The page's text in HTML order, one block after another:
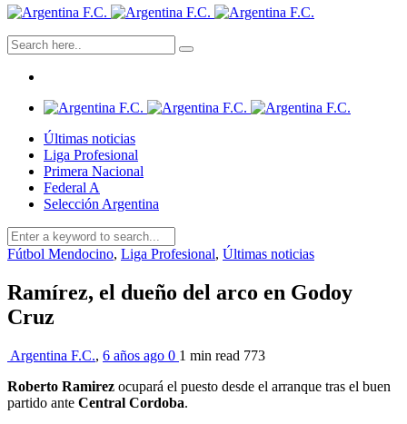
Últimas noticias
Liga Profesional
Primera Nacional
Federal A
Selección Argentina
Fútbol Mendocino, Liga Profesional, Últimas noticias
Ramírez, el dueño del arco en Godoy
Cruz
Argentina F.C., 6 años ago 0 1 min read 773
Roberto Ramirez ocupará el puesto desde el arranque tras el buen
partido ante Central Cordoba.